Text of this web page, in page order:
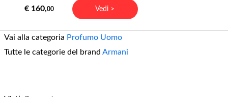
€ 160,00 Vedi >
Vai alla categoria Profumo Uomo
Tutte le categorie del brand Armani